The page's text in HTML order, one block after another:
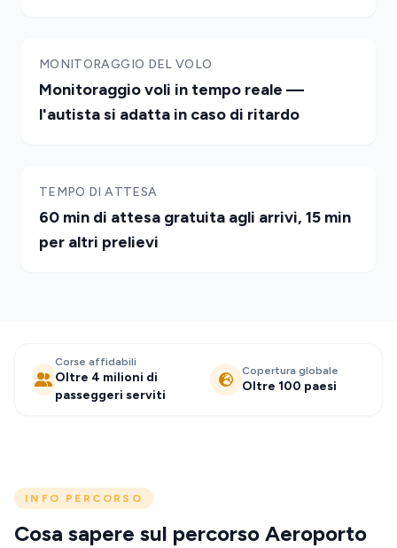
MONITORAGGIO DEL VOLO
Monitoraggio voli in tempo reale —
l'autista si adatta in caso di ritardo
TEMPO DI ATTESA
60 min di attesa gratuita agli arrivi, 15 min
per altri prelievi
Corse affidabili
Oltre 4 milioni di
passeggeri serviti
Copertura globale
Oltre 100 paesi
INFO PERCORSO
Cosa sapere sul percorso Aeroporto